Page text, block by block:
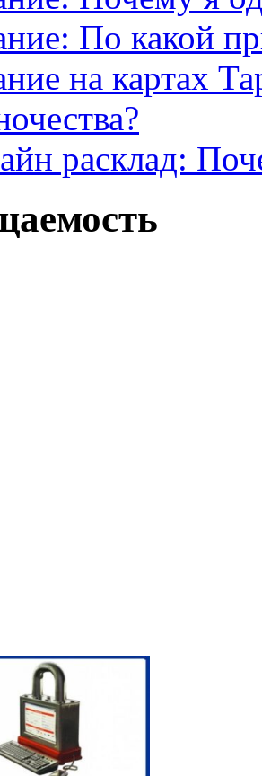
По какой
на картах
расклад: